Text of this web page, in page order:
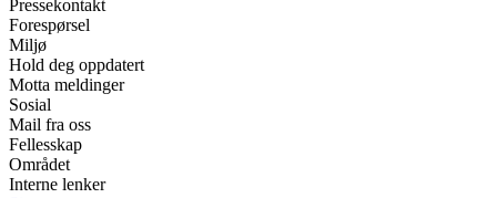
Pressekontakt
Forespørsel
Miljø
Hold deg oppdatert
Motta meldinger
Sosial
Mail fra oss
Fellesskap
Området
Interne lenker